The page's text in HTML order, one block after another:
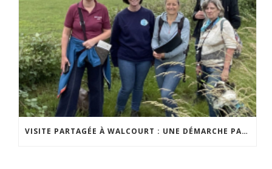
VISITE PARTAGÉE À WALCOURT : UNE DÉMARCHE PARTICIPATIVE ANIMÉE PAR ESPACE ENVIRONNEMENT